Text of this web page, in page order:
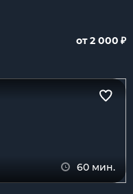
от 2 000 ₽
60 мин.